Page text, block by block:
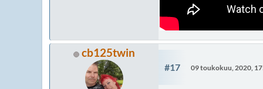
cb125twin
#17 09 toukokuu, 2020,